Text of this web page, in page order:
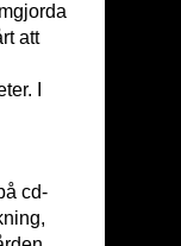
att
I
cd-